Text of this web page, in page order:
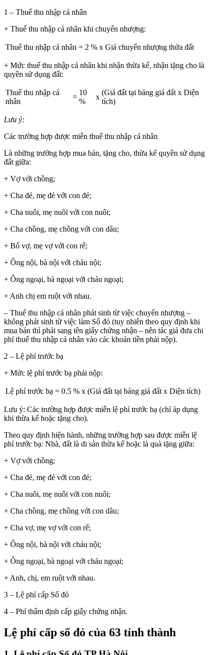
1 – Thuế thu nhập cá nhân
+ Thuế thu nhập cá nhân khi chuyển nhượng:
Thuế thu nhập cá nhân = 2 % x Giá chuyển nhượng thửa đất
+ Mức thuế thu nhập cá nhân khi nhận thừa kế, nhận tặng cho là
quyền sử dụng đất:
Thuế thu nhập cá
nhân
=
10
%
x
(Giá đất tại bảng giá đất x Diện
tích)
Lưu ý:
Các trường hợp được miễn thuế thu nhập cá nhân
Là những trường hợp mua bán, tặng cho, thừa kế quyền sử dụng
đất giữa:
+ Vợ với chồng;
+ Cha đẻ, mẹ đẻ với con đẻ;
+ Cha nuôi, mẹ nuôi với con nuôi;
+ Cha chồng, mẹ chồng với con dâu;
+ Bố vợ, mẹ vợ với con rể;
+ Ông nội, bà nội với cháu nội;
+ Ông ngoại, bà ngoại với cháu ngoại;
+ Anh chị em ruột với nhau.
– Thuế thu nhập cá nhân phát sinh từ việc chuyển nhượng –
không phát sinh từ việc làm Sổ đỏ (tuy nhiên theo quy định khi
mua bán thì phải sang tên giấy chứng nhận – nên tác giả đưa chi
phí thuế thu nhập cá nhân vào các khoản tiền phải nộp).
2 – Lệ phí trước bạ
+ Mức lệ phí trước bạ phải nộp:
Lệ phí trước bạ = 0.5 % x (Giá đất tại bảng giá đất x Diện tích)
Lưu ý: Các trường hợp được miễn lệ phí trước bạ (chỉ áp dụng
khi thừa kế hoặc tặng cho).
Theo quy định hiện hành, những trường hợp sau được miễn lệ
phí trước bạ: Nhà, đất là di sản thừa kế hoặc là quà tặng giữa:
+ Vợ với chồng;
+ Cha đẻ, mẹ đẻ với con đẻ;
+ Cha nuôi, mẹ nuôi với con nuôi;
+ Cha chồng, mẹ chồng với con dâu;
+ Cha vợ, mẹ vợ với con rể;
+ Ông nội, bà nội với cháu nội;
+ Ông ngoại, bà ngoại với cháu ngoại;
+ Anh, chị, em ruột với nhau.
3 – Lệ phí cấp Sổ đỏ
4 – Phí thẩm định cấp giấy chứng nhận.
Lệ phí cấp sổ đỏ của 63 tỉnh thành